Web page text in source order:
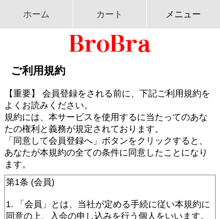
ホーム カート メニュー
ご利用規約
【重要】 会員登録をされる前に、下記ご利用規約を
よくお読みください。
規約には、本サービスを使用するに当たってのあな
たの権利と義務が規定されております。
「同意して会員登録へ」ボタンをクリックすると、
あなたが本規約の全ての条件に同意したことになり
ます。